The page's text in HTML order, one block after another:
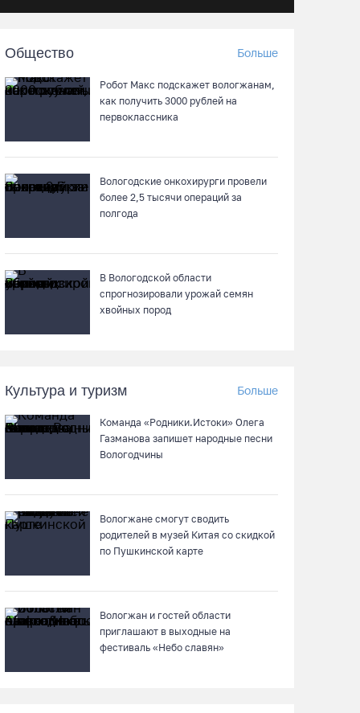
Череповчанку задержали с наркотиками:
07.08.26 / 14:20
В Кириллове впервые пройдет фестиваль
«Рэп на Руси» в честь юбилея города
07.08.26 / 13:40
07.08.26 / 13:39
Кириллов станет новой столицей
07.08.26 / 13:36
Речные трамвайчики будут бесплатно катать
вологжан и гостей города 8 и 9 августа
07.08.26 / 12:49
Череповецкая пенсионерка продала
украшения и лишилась более полумиллиона
Мебель и оборудование закупаются для
Сперовского ФАПа в Вытегорском округе
07.08.26 / 12:07
Общество Больше
Робот Макс подскажет вологжанам,
как получить 3000 рублей на
первоклассника
Вологодские онкохирурги провели
более 2,5 тыcячи операций за
полгода
В Вологодской области
спрогнозировали урожай семян
хвойных пород
Культура и туризм Больше
Команда «Родники.Истоки» Олега
Газманова запишет народные песни
Вологодчины
Вологжане смогут сводить
родителей в музей Китая со скидкой
по Пушкинской карте
Вологжан и гостей области
приглашают в выходные на
фестиваль «Небо славян»